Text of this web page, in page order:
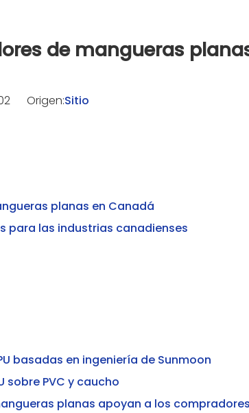
de mangueras
Origen:Sitio
planas en Canadá
para las industrias canadienses
basadas en ingeniería de Sunmoon
sobre PVC y caucho
planas apoyan a los compradores